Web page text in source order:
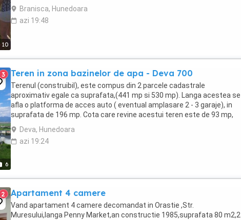
10
Branisca, Hunedoara
azi 19:48
6
3 Teren in zona bazinelor de apa - Deva 700
Terenul (construibil), este compus din 2 parcele cadastrale
aproximativ egale ca suprafata,(441 mp si 530 mp). Langa acestea se
afla o platforma de acces auto ( eventual amplasare 2 - 3 garaje), in
suprafata de 196 mp. Cota care revine acestui teren este de 93 mp,
adica jumatate. Accesul se face pe un ...
Deva, Hunedoara
azi 19:24
2 Apartament 4 camere
Vand apartament 4 camere decomandat in Orastie ,Str.
Muresului,langa Penny Market,an constructie 1985,suprafata 80 m2,2